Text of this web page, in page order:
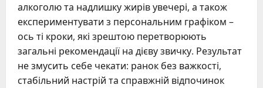
алкоголю та надлишку жирів увечері, а також
експериментувати з персональним графіком –
ось ті кроки, які зрештою перетворюють
загальні рекомендації на дієву звичку. Результат
не змусить себе чекати: ранок без важкості,
стабільний настрій та справжній відпочинок